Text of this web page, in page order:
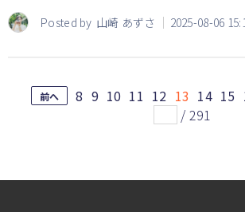
Posted by 山崎 あずさ 2025-08-06
前へ 8 9 10 11 12 13 14 15
/ 291